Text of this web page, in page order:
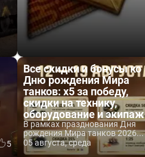
5
Все скидки и бонусы ко
Дню рождения Мира
танков: x5 за победу,
скидки на технику,
оборудование и экипаж
В рамках празднования Дня
рождения Мира танков 2026...
05 августа, среда